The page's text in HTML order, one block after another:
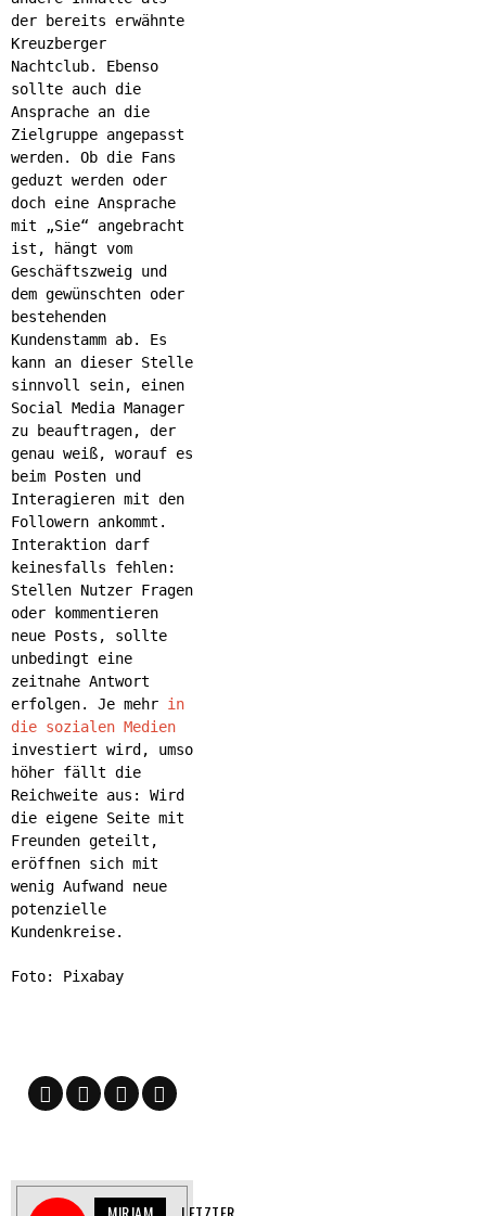
der bereits erwähnte
Kreuzberger
Nachtclub. Ebenso
sollte auch die
Ansprache an die
Zielgruppe angepasst
werden. Ob die Fans
geduzt werden oder
doch eine Ansprache
mit „Sie“ angebracht
ist, hängt vom
Geschäftszweig und
dem gewünschten oder
bestehenden
Kundenstamm ab. Es
kann an dieser Stelle
sinnvoll sein, einen
Social Media Manager
zu beauftragen, der
genau weiß, worauf es
beim Posten und
Interagieren mit den
Followern ankommt.
Interaktion darf
keinesfalls fehlen:
Stellen Nutzer Fragen
oder kommentieren
neue Posts, sollte
unbedingt eine
zeitnahe Antwort
erfolgen. Je mehr in
die sozialen Medien
investiert wird, umso
höher fällt die
Reichweite aus: Wird
die eigene Seite mit
Freunden geteilt,
eröffnen sich mit
wenig Aufwand neue
potenzielle
Kundenkreise.
Foto: Pixabay